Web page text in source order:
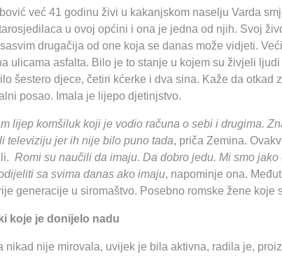
već 41 godinu živi u kakanjskom naselju Varda
u ovoj općini i ona je jedna od njih. Svoj
drugačija od one koja se danas može vidjeti.
ulicama asfalta. Bilo je to stanje u kojem su živjeli
šestero djece, četiri kćerke i dva sina. Kaže da
posao. Imala je lijepo djetinjstvo.
lijep komšiluk koji je vodio računa o sebi i drugima.
televiziju jer ih nije bilo puno tada, priča Zemina.
Romi su naučili da imaju. Da dobro jedu. Mi smo
sa svima danas ako imaju, napominje ona.
generacije u siromaštvo. Posebno romske žene
koje je donijelo nadu
nikad nije mirovala, uvijek je bila aktivna, radila je,